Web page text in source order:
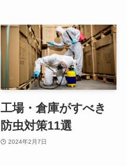
工場・倉庫がすべき
防虫対策11選
2024年2月7日